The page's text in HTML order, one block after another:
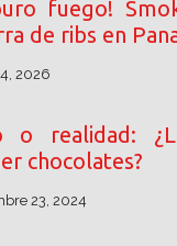
fuego!
de ribs en
2026
o realidad:
chocolates?
23, 2024